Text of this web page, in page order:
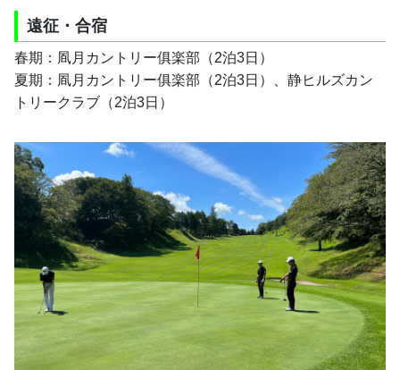
遠征・合宿
春期：凮月カントリー俱楽部（2泊3日）
夏期：凮月カントリー俱楽部（2泊3日）、静ヒルズカン
トリークラブ（2泊3日）